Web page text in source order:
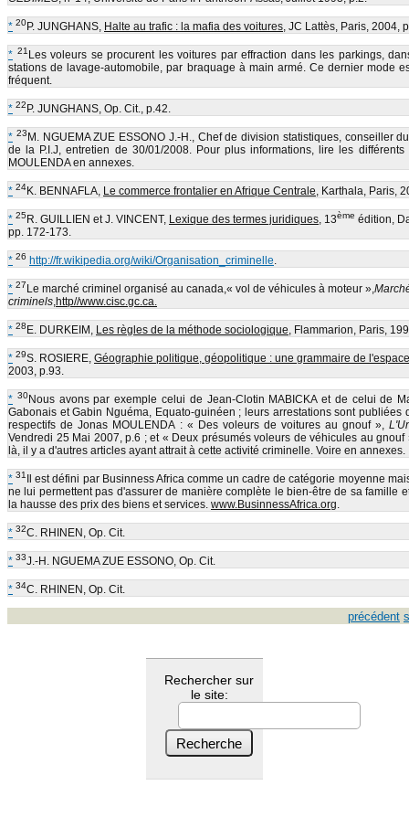
* 20P. JUNGHANS, Halte au trafic : la mafia des voitures , JC Lattès, Paris, 2004,
* 21 Les voleurs se procurent les voitures par effraction dans les parkings,
stations de lavage-automobile, par braquage à main armé. Ce dernier mode
fréquent.
* 22P. JUNGHANS, Op. Cit., p.42.
* 23M. NGUEMA ZUE ESSONO J.-H., Chef de division statistiques, conseiller
de la P.I.J, entretien de 30/01/2008. Pour plus informations, lire les
MOULENDA en annexes.
* 24K. BENNAFLA, Le commerce frontalier en Afrique Centrale , Karthala, Paris,
* 25R. GUILLIEN et J. VINCENT, Lexique des termes juridiques , 13ème édition,
pp. 172-173.
* 26 http://fr.wikipedia.org/wiki/Organisation_criminelle
* 27Le marché criminel organisé au canada,« vol de véhicules à moteur »,
criminels http//www.cisc.gc.ca.
* 28E. DURKEIM, Les règles de la méthode sociologique , Flammarion, Paris,
* 29S. ROSIERE, Géographie politique, géopolitique : une grammaire de l'espace
2003, p.93.
* 30Nous avons par exemple celui de Jean-Clotin MABICKA et de celui de
Gabonais et Gabin Nguéma, Equato-guinéen ; leurs arrestations sont publiées
respectifs de Jonas MOULENDA : « Des voleurs de voitures au gnouf »,
Vendredi 25 Mai 2007, p.6 ; et « Deux présumés voleurs de véhicules au gnouf
là, il y a d'autres articles ayant attrait à cette activité criminelle. Voire en annexes.
* 31 Il est défini par Businness Africa comme un cadre de catégorie moyenne
ne lui permettent pas d'assurer de manière complète le bien-être de sa famille
la hausse des prix des biens et services. www.BusinnessAfrica.org
* 32C. RHINEN, Op. Cit.
* 33J.-H. NGUEMA ZUE ESSONO, Op. Cit.
* 34C. RHINEN, Op. Cit.
précédent
Rechercher sur
le site: